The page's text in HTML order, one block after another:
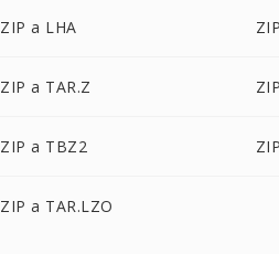
ZIP a LHA
ZIP a TAR.Z
ZIP a TBZ2
ZIP a TAR.LZO